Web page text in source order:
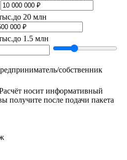
до 20 млн
до 1.5 млн
собственник
носит информативный
получите после подачи пакета